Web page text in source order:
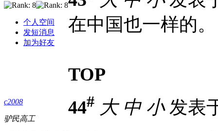
个人空间
发短消息
加为好友
在中国也一样的。
TOP
c2008
驴民高工
44# 大 中 小发表